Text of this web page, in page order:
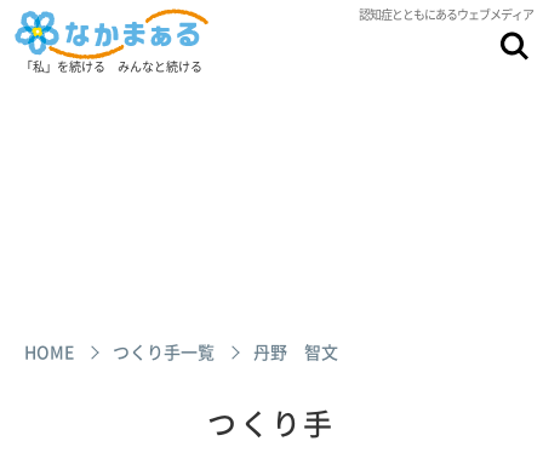
認知症とともにあるウェブメディア
「私」を続ける みんなと続ける
HOME つくり手一覧 丹野 智文
つくり手